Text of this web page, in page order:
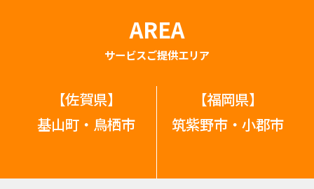
AREA
サービスご提供エリア
【佐賀県】
基山町・鳥栖市
【福岡県】
筑紫野市・小郡市